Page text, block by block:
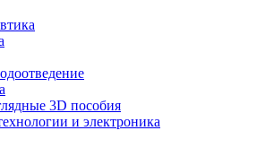
3D пособия
и электроника